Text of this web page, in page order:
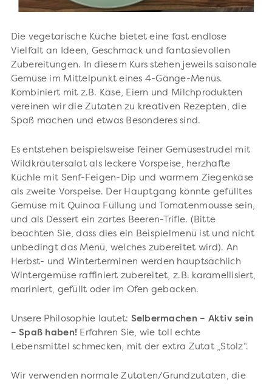
Die vegetarische Küche bietet eine fast endlose
Vielfalt an Ideen, Geschmack und fantasievollen
Zubereitungen. In diesem Kurs stehen jeweils saisonale
Gemüse im Mittelpunkt eines 4-Gänge-Menüs.
Kombiniert mit z.B. Käse, Eiern und Milchprodukten
vereinen wir die Zutaten zu kreativen Rezepten, die
Spaß machen und etwas Besonderes sind.
Es entstehen beispielsweise feiner Gemüsestrudel mit
Wildkräutersalat als leckere Vorspeise, herzhafte
Küchle mit Senf-Feigen-Dip und warmem Ziegenkäse
als zweite Vorspeise. Der Hauptgang könnte gefülltes
Gemüse mit Quinoa Füllung und Tomatenmousse sein,
und als Dessert ein zartes Beeren-Trifle. (Bitte
beachten Sie, dass dies ein Beispielmenü ist und nicht
unbedingt das Menü, welches zubereitet wird). An
Herbst- und Winterterminen werden hauptsächlich
Wintergemüse raffiniert zubereitet, z.B. karamellisiert,
mariniert, gefüllt oder im Ofen gebacken.
Unsere Philosophie lautet: Selbermachen – Aktiv sein
– Spaß haben! Erfahren Sie, wie toll echte
Lebensmittel schmecken, mit der extra Zutat „Stolz“.
Wir verwenden normale Zutaten/Grundzutaten, die